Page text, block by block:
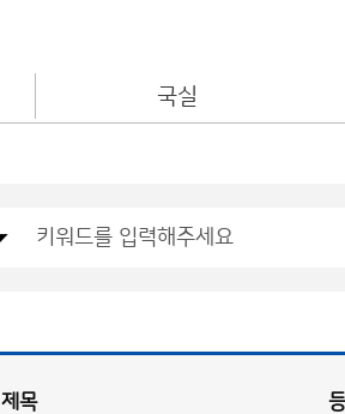
국실
제목